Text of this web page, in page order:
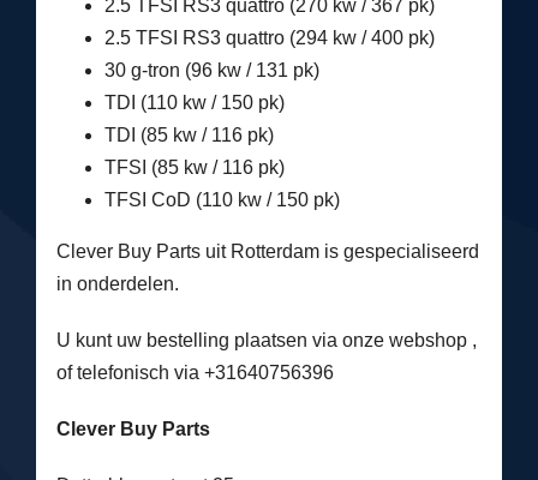
2.5 TFSI RS3 quattro (270 kw / 367 pk)
2.5 TFSI RS3 quattro (294 kw / 400 pk)
30 g-tron (96 kw / 131 pk)
TDI (110 kw / 150 pk)
TDI (85 kw / 116 pk)
TFSI (85 kw / 116 pk)
TFSI CoD (110 kw / 150 pk)
Clever Buy Parts uit Rotterdam is gespecialiseerd
in onderdelen.
U kunt uw bestelling plaatsen via onze webshop ,
of telefonisch via +31640756396
Clever Buy Parts